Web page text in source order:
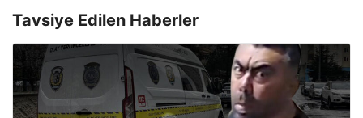
Tavsiye Edilen Haberler